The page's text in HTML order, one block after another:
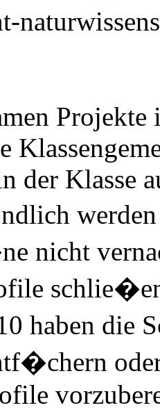
der Klasse
werden
nicht
haben